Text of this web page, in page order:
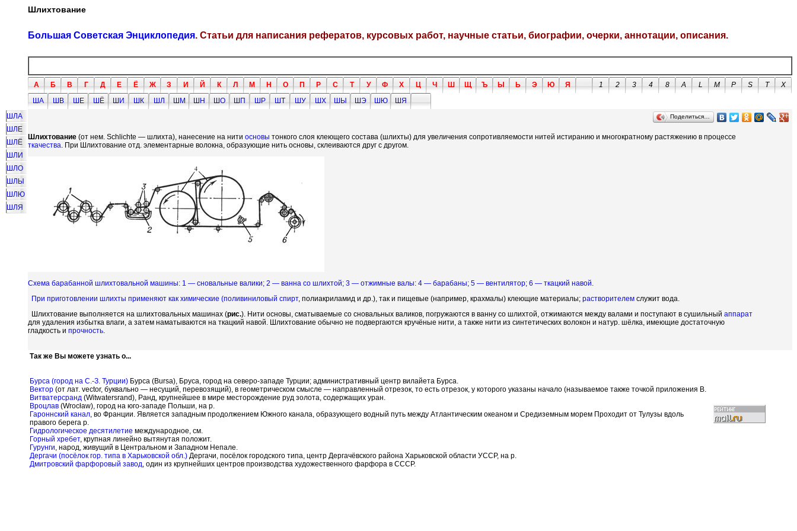
Шлихтование
Большая Советская Энциклопедия. Статьи для написания рефератов, курсовых работ, научные статьи, биографии, очерки, аннотации, описания.
А Б В Г Д Е Ё Ж З И Й К Л М Н О П Р С Т У Ф Х Ц Ч Ш Щ Ъ Ы Ь Э Ю Я 1 2 3 4 8 A L M P S T
X
ША
ШВ ШЕ ШЁ ШИ ШК ШЛ ШМ ШН ШО ШП ШР ШТ ШУ ШХ ШЫ ШЭ ШЮ
ШЯ
ШЛА
ШЛЕ
ШЛЁ
ШЛИ
ШЛО
ШЛЫ
ШЛЮ
ШЛЯ
Поделиться…
Шлихтование (от нем. Schlichte — шлихта), нанесение на нити основы тонкого слоя клеющего состава (шлихты) для увеличения сопротивляемости нитей истиранию и многократному растяжению в процессе
ткачества. При Шлихтование отд. элементарные волокна, образующие нить основы, склеиваются друг с другом.
Схема барабанной шлихтовальной машины: 1 — сновальные валики; 2 — ванна со шлихтой; 3 — отжимные валы: 4 — барабаны; 5 — вентилятор; 6 — ткацкий навой.
При приготовлении шлихты применяют как химические (поливиниловый спирт, полиакриламид и др.), так и пищевые (например, крахмалы) клеющие материалы; растворителем служит вода.
Шлихтование выполняется на шлихтовальных машинах (рис.). Нити основы, сматываемые со сновальных валиков, погружаются в ванну со шлихтой, отжимаются между валами и поступают в сушильный аппарат
для удаления избытка влаги, а затем наматываются на ткацкий навой. Шлихтование обычно не подвергаются кручёные нити, а также нити из синтетических волокон и натур. шёлка, имеющие достаточную
гладкость и прочность.
Так же Вы можете узнать о...
Бурса (город на С.-З. Турции) Бурса (Bursa), Бруса, город на северо-западе Турции; административный центр вилайета Бурса.
Вектор (от лат. vector, буквально — несущий, перевозящий), в геометрическом смысле — направленный отрезок, то есть отрезок, у которого указаны начало (называемое также точкой приложения В.
Витватерсранд (Witwatersrand), Ранд, крупнейшее в мире месторождение руд золота, содержащих уран.
Вроцлав (Wrocław), город на юго-западе Польши, на р.
Гароннский канал, во Франции. Является западным продолжением Южного канала, образующего водный путь между Атлантическим океаном и Средиземным морем Проходит от Тулузы вдоль
правого берега р.
Гидрологическое десятилетие международное, см.
Горный хребет, крупная линейно вытянутая положит.
Гурунги, народ, живущий в Центральном и Западном Непале.
Дергачи (посёлок гор. типа в Харьковской обл.) Дергачи, посёлок городского типа, центр Дергачёвского района Харьковской области УССР, на р.
Дмитровский фарфоровый завод, один из крупнейших центров производства художественного фарфора в СССР.